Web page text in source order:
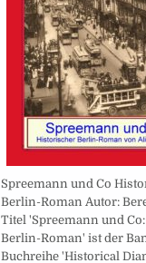
Spreemann und Co
Berlin-Roman Autor:
Titel 'Spreemann und
Berlin-Roman' ist der
Buchreihe 'Historical